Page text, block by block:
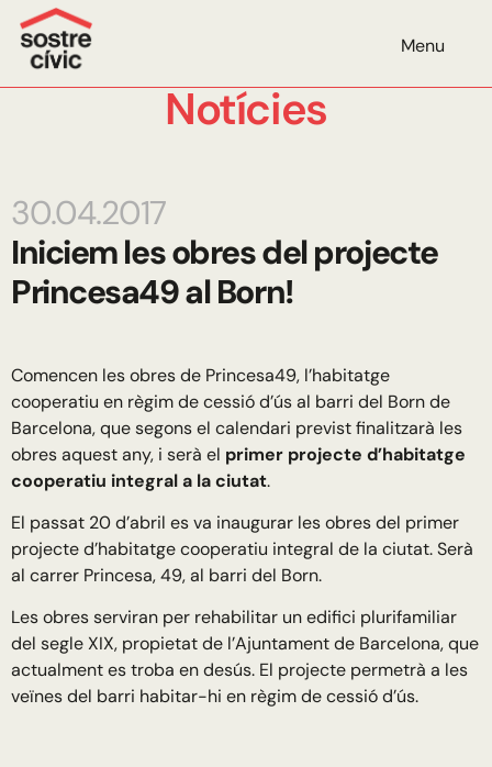
Menu
Notícies
30.04.2017
Iniciem les obres del projecte
Princesa49 al Born!
Comencen les obres de Princesa49, l’habitatge
cooperatiu en règim de cessió d’ús al barri del Born de
Barcelona, que segons el calendari previst finalitzarà les
obres aquest any, i serà el primer projecte d’habitatge
cooperatiu integral a la ciutat.
El passat 20 d’abril es va inaugurar les obres del primer
projecte d’habitatge cooperatiu integral de la ciutat. Serà
al carrer Princesa, 49, al barri del Born.
Les obres serviran per rehabilitar un edifici plurifamiliar
del segle XIX, propietat de l’Ajuntament de Barcelona, que
actualment es troba en desús. El projecte permetrà a les
veïnes del barri habitar-hi en règim de cessió d’ús.